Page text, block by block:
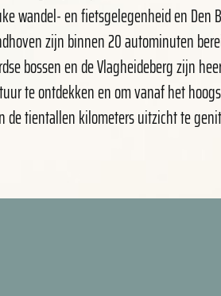
wandel- en fietsgelegenheid en Den
zijn binnen 20 autominuten
bossen en de Vlagheideberg zijn
te ontdekken en om vanaf het
de tientallen kilometers uitzicht te